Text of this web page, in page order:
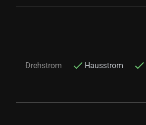
Drehstrom Hausstrom